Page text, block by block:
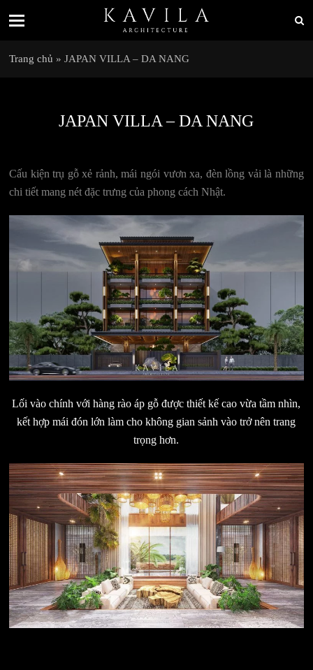
Trang chủ »JAPAN VILLA – DA NANG
JAPAN VILLA – DA NANG
Cấu kiện trụ gỗ xẻ rảnh, mái ngói vươn xa, đèn lồng vải là những
chi tiết mang nét đặc trưng của phong cách Nhật.
Lối vào chính với hàng rào áp gỗ được thiết kế cao vừa tầm nhìn,
kết hợp mái đón lớn làm cho không gian sảnh vào trở nên trang
trọng hơn.